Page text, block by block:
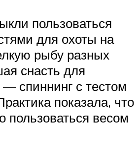
пользоваться
для охоты на
рыбу разных
снасть для
спиннинг с тестом
показала, что
пользоваться весом